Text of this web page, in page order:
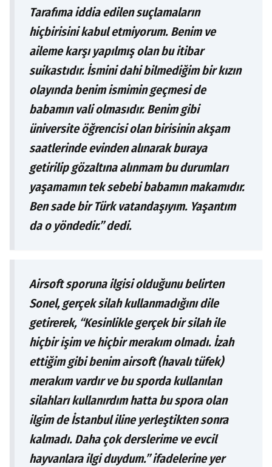
Tarafıma iddia edilen suçlamaların
hiçbirisini kabul etmiyorum. Benim ve
aileme karşı yapılmış olan bu itibar
suikastıdır. İsmini dahi bilmediğim bir kızın
olayında benim ismimin geçmesi de
babamın vali olmasıdır. Benim gibi
üniversite öğrencisi olan birisinin akşam
saatlerinde evinden alınarak buraya
getirilip gözaltına alınmam bu durumları
yaşamamın tek sebebi babamın makamıdır.
Ben sade bir Türk vatandaşıyım. Yaşantım
da o yöndedir.” dedi.
Airsoft sporuna ilgisi olduğunu belirten
Sonel, gerçek silah kullanmadığını dile
getirerek, “Kesinlikle gerçek bir silah ile
hiçbir işim ve hiçbir merakım olmadı. İzah
ettiğim gibi benim airsoft (havalı tüfek)
merakım vardır ve bu sporda kullanılan
silahları kullanırdım hatta bu spora olan
ilgim de İstanbul iline yerleştikten sonra
kalmadı. Daha çok derslerime ve evcil
hayvanlara ilgi duydum.” ifadelerine yer